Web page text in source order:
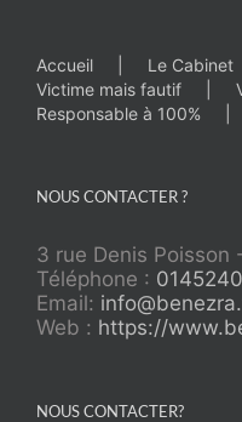
Accueil Le Cabinet
Victime mais fautif
Responsable à 100%
NOUS CONTACTER ?
3 rue Denis Poisson
Téléphone :
Email:
Web : https://
NOUS CONTACTER?